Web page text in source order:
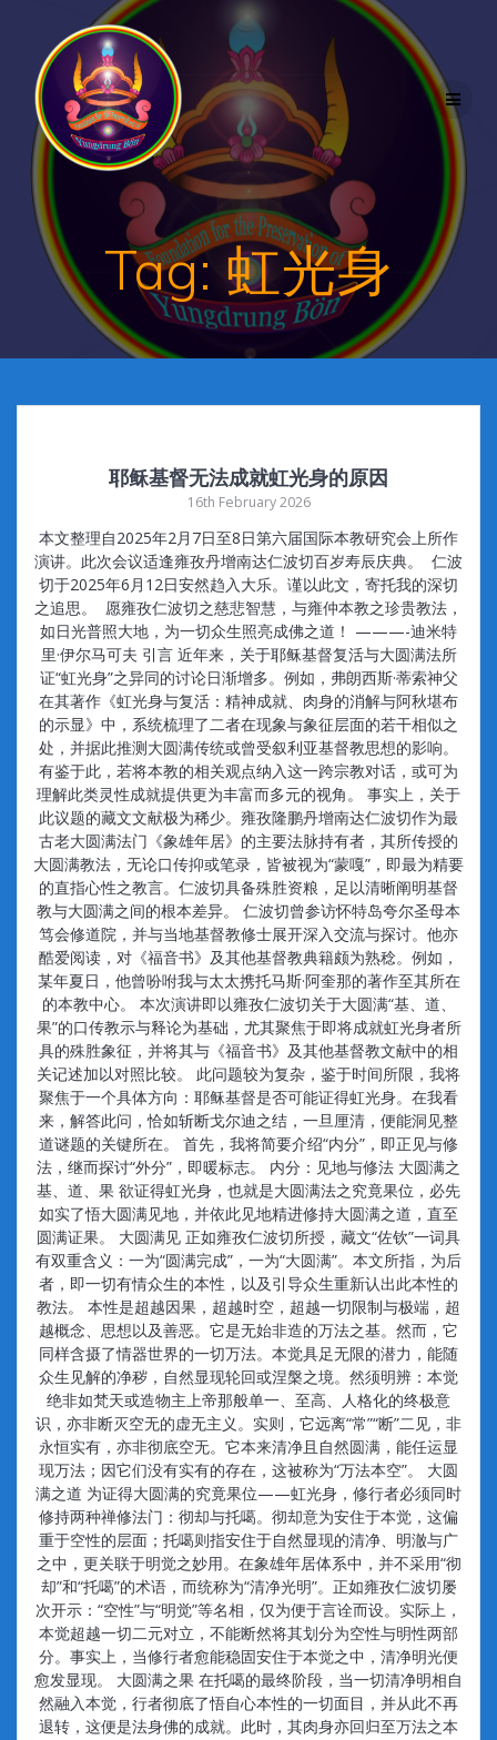
Skip
to
content
Tag:虹光身
耶稣基督无法成就虹光身的原因
16th February 2026
本文整理自2025年2月7日至8日第六届国际本教研究会上所作
演讲。此次会议适逢雍孜丹增南达仁波切百岁寿辰庆典。 仁波
切于2025年6月12日安然趋入大乐。谨以此文，寄托我的深切
之追思。 愿雍孜仁波切之慈悲智慧，与雍仲本教之珍贵教法，
如日光普照大地，为一切众生照亮成佛之道！ ———-迪米特
里·伊尔马可夫 引言 近年来，关于耶稣基督复活与大圆满法所
证“虹光身”之异同的讨论日渐增多。例如，弗朗西斯·蒂索神父
在其著作《虹光身与复活：精神成就、肉身的消解与阿秋堪布
的示显》中，系统梳理了二者在现象与象征层面的若干相似之
处，并据此推测大圆满传统或曾受叙利亚基督教思想的影响。
有鉴于此，若将本教的相关观点纳入这一跨宗教对话，或可为
理解此类灵性成就提供更为丰富而多元的视角。 事实上，关于
此议题的藏文文献极为稀少。雍孜隆鹏丹增南达仁波切作为最
古老大圆满法门《象雄年居》的主要法脉持有者，其所传授的
大圆满教法，无论口传抑或笔录，皆被视为“蒙嘎”，即最为精要
的直指心性之教言。仁波切具备殊胜资粮，足以清晰阐明基督
教与大圆满之间的根本差异。 仁波切曾参访怀特岛夸尔圣母本
笃会修道院，并与当地基督教修士展开深入交流与探讨。他亦
酷爱阅读，对《福音书》及其他基督教典籍颇为熟稔。例如，
某年夏日，他曾吩咐我与太太携托马斯·阿奎那的著作至其所在
的本教中心。 本次演讲即以雍孜仁波切关于大圆满“基、道、
果”的口传教示与释论为基础，尤其聚焦于即将成就虹光身者所
具的殊胜象征，并将其与《福音书》及其他基督教文献中的相
关记述加以对照比较。 此问题较为复杂，鉴于时间所限，我将
聚焦于一个具体方向：耶稣基督是否可能证得虹光身。在我看
来，解答此问，恰如斩断戈尔迪之结，一旦厘清，便能洞见整
道谜题的关键所在。 首先，我将简要介绍“内分”，即正见与修
法，继而探讨“外分”，即暖标志。 内分：见地与修法 大圆满之
基、道、果 欲证得虹光身，也就是大圆满法之究竟果位，必先
如实了悟大圆满见地，并依此见地精进修持大圆满之道，直至
圆满证果。 大圆满见 正如雍孜仁波切所授，藏文“佐钦”一词具
有双重含义：一为“圆满完成”，一为“大圆满”。本文所指，为后
者，即一切有情众生的本性，以及引导众生重新认出此本性的
教法。 本性是超越因果，超越时空，超越一切限制与极端，超
越概念、思想以及善恶。它是无始非造的万法之基。然而，它
同样含摄了情器世界的一切万法。本觉具足无限的潜力，能随
众生见解的净秽，自然显现轮回或涅槃之境。然须明辨：本觉
绝非如梵天或造物主上帝那般单一、至高、人格化的终极意
识，亦非断灭空无的虚无主义。实则，它远离“常”“断”二见，非
永恒实有，亦非彻底空无。它本来清净且自然圆满，能任运显
现万法；因它们没有实有的存在，这被称为“万法本空”。 大圆
满之道 为证得大圆满的究竟果位——虹光身，修行者必须同时
修持两种禅修法门：彻却与托噶。彻却意为安住于本觉，这偏
重于空性的层面；托噶则指安住于自然显现的清净、明澈与广
之中，更关联于明觉之妙用。在象雄年居体系中，并不采用“彻
却”和“托噶”的术语，而统称为“清净光明”。正如雍孜仁波切屡
次开示：“空性”与“明觉”等名相，仅为便于言诠而设。实际上，
本觉超越一切二元对立，不能断然将其划分为空性与明性两部
分。事实上，当修行者愈能稳固安住于本觉之中，清净明光便
愈发显现。 大圆满之果 在托噶的最终阶段，当一切清净明相自
然融入本觉，行者彻底了悟自心本性的一切面目，并从此不再
退转，这便是法身佛的成就。此时，其肉身亦回归至万法之本